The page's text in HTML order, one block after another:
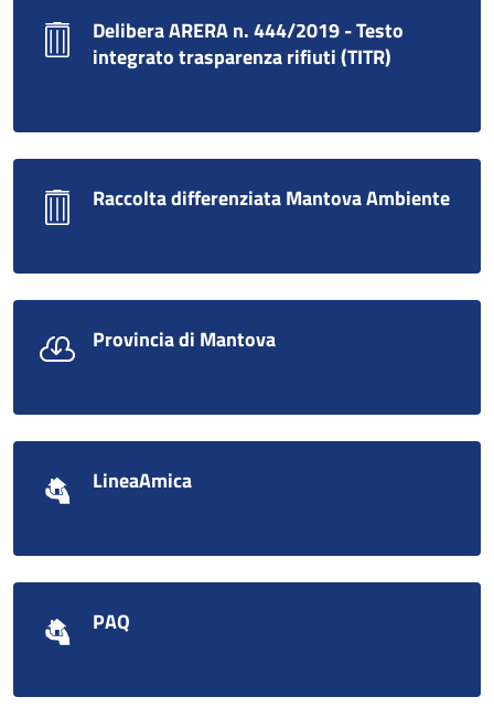
Delibera ARERA n. 444/2019 - Testo
integrato trasparenza rifiuti (TITR)
Raccolta differenziata Mantova Ambiente
Provincia di Mantova
LineaAmica
PAQ